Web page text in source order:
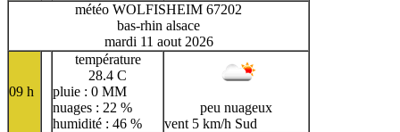
météo WOLFISHEIM 67202
bas-rhin alsace
mardi 11 aout 2026
09 h
température
28.4 C
pluie : 0 MM
nuages : 22 %
humidité : 46 %
peu nuageux
vent 5 km/h Sud